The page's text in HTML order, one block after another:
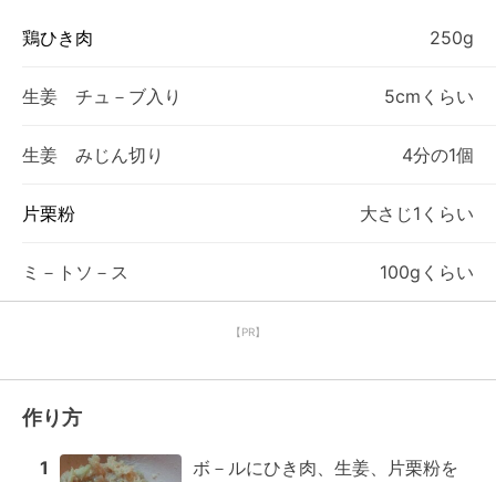
鶏ひき肉 250g
生姜 チュ－ブ入り 5cmくらい
生姜 みじん切り 4分の1個
片栗粉 大さじ1くらい
ミ－トソ－ス 100gくらい
【PR】
作り方
1
ボ－ルにひき肉、生姜、片栗粉を